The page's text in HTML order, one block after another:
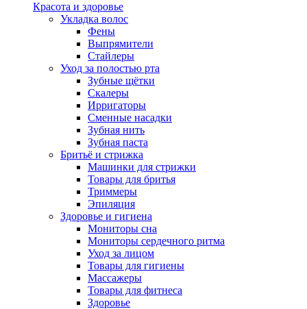
Красота и здоровье
Укладка волос
Фены
Выпрямители
Стайлеры
Уход за полостью рта
Зубные щётки
Скалеры
Ирригаторы
Сменные насадки
Зубная нить
Зубная паста
Бритьё и стрижка
Машинки для стрижки
Товары для бритья
Триммеры
Эпиляция
Здоровье и гигиена
Мониторы сна
Мониторы сердечного ритма
Уход за лицом
Товары для гигиены
Массажеры
Товары для фитнеса
Здоровье